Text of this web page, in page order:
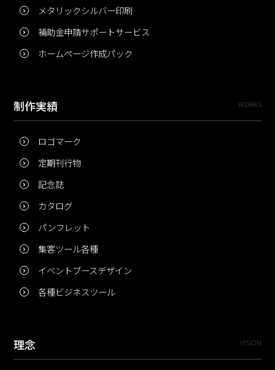
メタリックシルバー印刷
補助金申請サポートサービス
ホームページ作成パック
制作実績 WORKS
ロゴマーク
定期刊行物
記念誌
カタログ
パンフレット
集客ツール各種
イベントブースデザイン
各種ビジネスツール
理念 VISION